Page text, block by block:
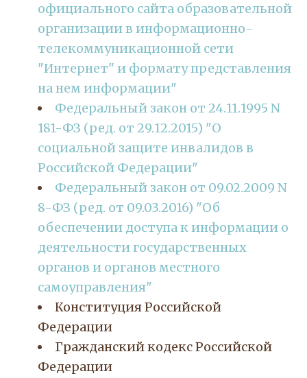
официального сайта образовательной
организации в информационно-
телекоммуникационной сети
"Интернет" и формату представления
на нем информации"
Федеральный закон от 24.11.1995 N
181-ФЗ (ред. от 29.12.2015) "О
социальной защите инвалидов в
Российской Федерации"
Федеральный закон от 09.02.2009 N
8-ФЗ (ред. от 09.03.2016) "Об
обеспечении доступа к информации о
деятельности государственных
органов и органов местного
самоуправления"
Конституция Российской
Федерации
Гражданский кодекс Российской
Федерации